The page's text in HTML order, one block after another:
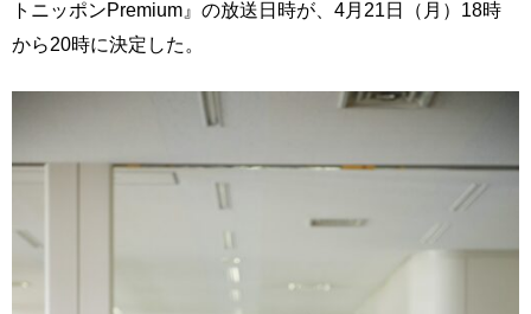
トニッポンPremium』の放送日時が、4月21日（月）18時
から20時に決定した。